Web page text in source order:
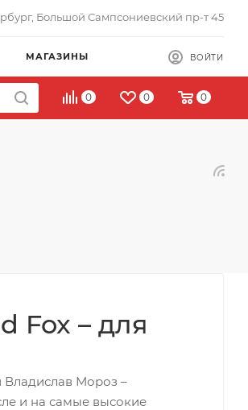
Большой Сампсониевский пр-т 45
МАГАЗИНЫ ВОЙТИ
0 0 0
Fox – для
Владислав Мороз –
и на самые высокие